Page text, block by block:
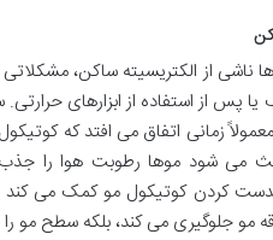
از الکتریسیته ساکن،
از استفاده از ابزارهای حرارتی.
زمانی اتفاق می افتد که
می شود موها رطوبت هوا را
کردن کوتیکول مو کمک می کند
مو جلوگیری می کند، بلکه سطح